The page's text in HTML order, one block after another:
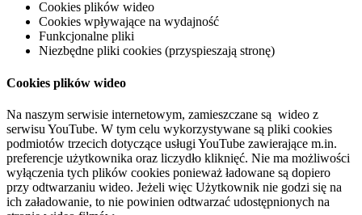
Cookies plików wideo
Cookies wpływające na wydajność
Funkcjonalne pliki
Niezbędne pliki cookies (przyspieszają stronę)
Cookies plików wideo
Na naszym serwisie internetowym, zamieszczane są wideo z
serwisu YouTube. W tym celu wykorzystywane są pliki cookies
podmiotów trzecich dotyczące usługi YouTube zawierające m.in.
preferencje użytkownika oraz liczydło kliknięć. Nie ma możliwości
wyłączenia tych plików cookies ponieważ ładowane są dopiero
przy odtwarzaniu wideo. Jeżeli więc Użytkownik nie godzi się na
ich załadowanie, to nie powinien odtwarzać udostępnionych na